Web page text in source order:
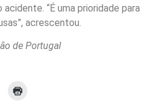
“É uma prioridade para
acrescentou.
de Portugal